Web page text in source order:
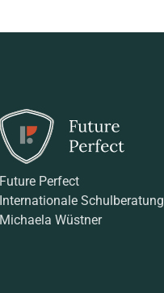
Future Perfect
Internationale Schulberatung
Michaela Wüstner